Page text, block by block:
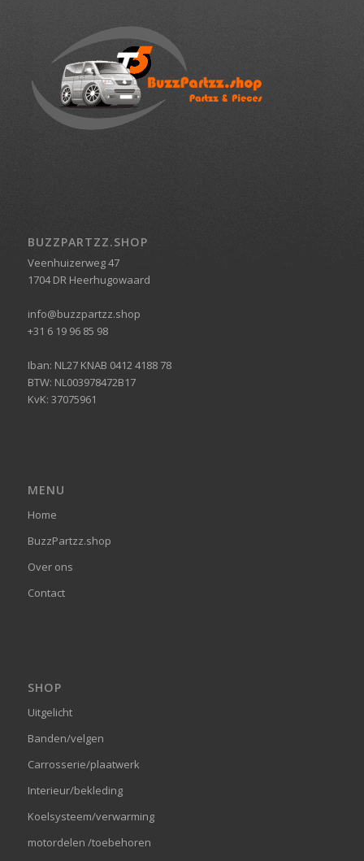
BUZZPARTZZ.SHOP
Veenhuizerweg 47
1704 DR Heerhugowaard
info@buzzpartzz.shop
+31 6 19 96 85 98
Iban: NL27 KNAB 0412 4188 78
BTW: NL003978472B17
KvK: 37075961
MENU
Home
BuzzPartzz.shop
Over ons
Contact
SHOP
Uitgelicht
Banden/velgen
Carrosserie/plaatwerk
Interieur/bekleding
Koelsysteem/verwarming
motordelen /toebehoren